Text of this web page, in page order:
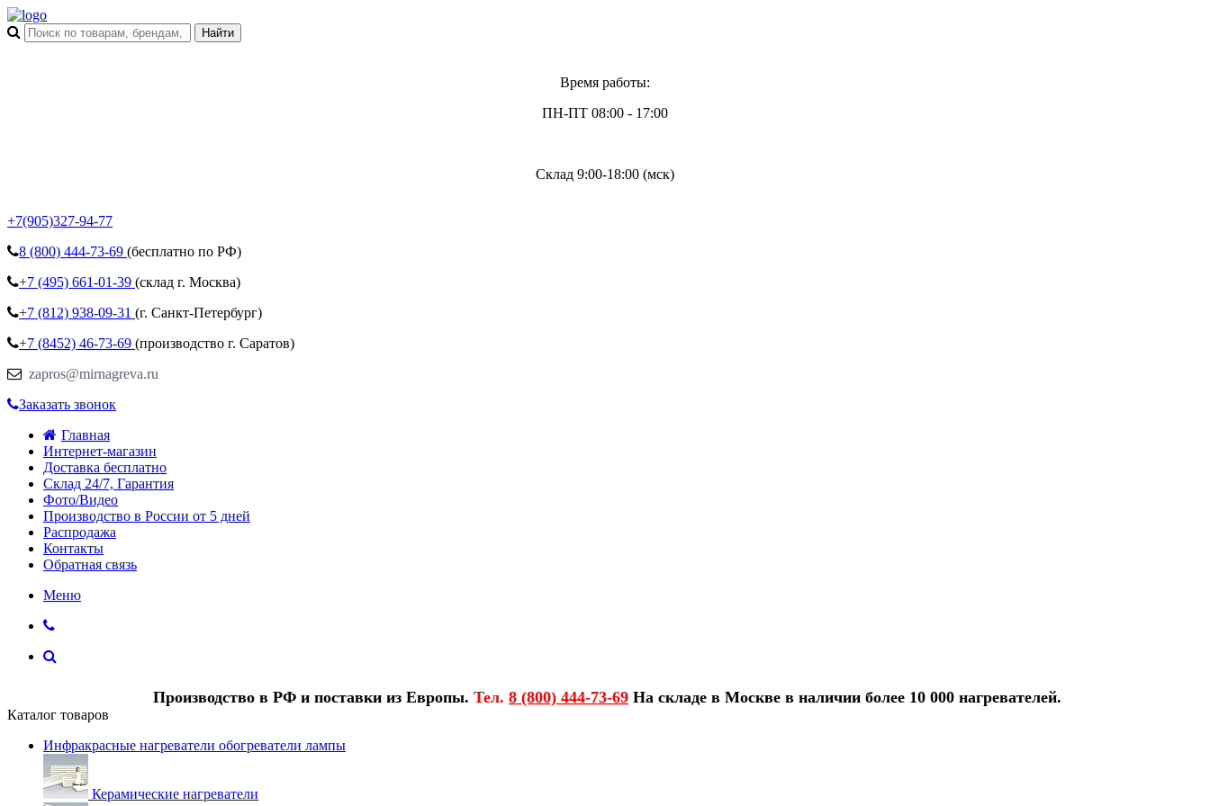
Время работы:
ПН-ПТ 08:00 - 17:00
Склад 9:00-18:00 (мск)
+7(905)327-94-77
8 (800) 444-73-69 (бесплатно по РФ)
+7 (495) 661-01-39 (склад г. Москва)
+7 (812) 938-09-31 (г. Санкт-Петербург)
+7 (8452) 46-73-69 (производство г. Саратов)
zapros@mirnagreva.ru
Заказать звонок
Главная
Интернет-магазин
Доставка бесплатно
Склад 24/7, Гарантия
Фото/Видео
Производство в России от 5 дней
Распродажа
Контакты
Обратная связь
Меню
Производство в РФ и поставки из Европы. Тел. 8 (800) 444-73-69 На складе в Москве в наличии более 10 000 нагревателей.
Каталог товаров
Инфракрасные нагреватели обогреватели лампы
Керамические нагреватели